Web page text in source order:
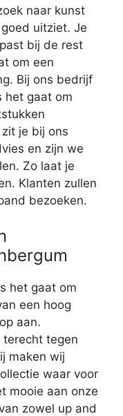
naar kunst
uitziet. Je
bij de rest
om een
Bij ons bedrijf
het gaat om
je bij ons
en zijn we
Zo laat je
Klanten zullen
bezoeken.
het gaat om
een hoog
aan.
terecht tegen
maken wij
waar voor
mooie aan onze
zowel up and